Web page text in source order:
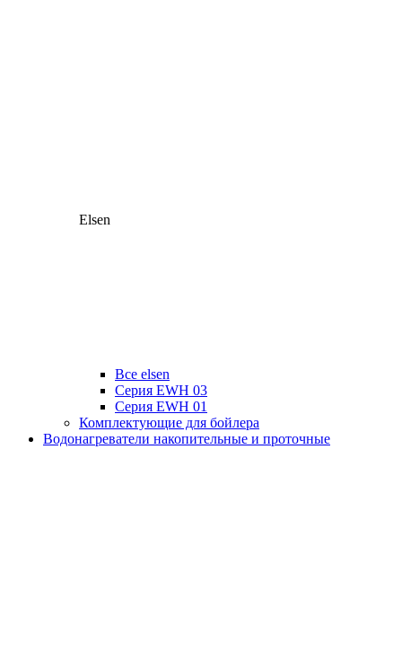
Elsen
Все elsen
Серия EWH 03
Серия EWH 01
Комплектующие для бойлера
Водонагреватели накопительные и проточные